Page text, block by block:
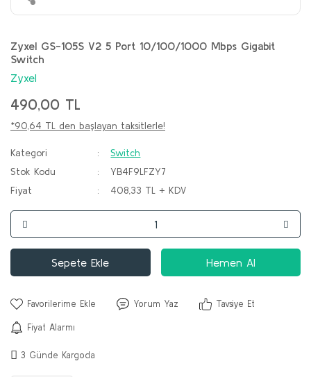
Zyxel GS-105S V2 5 Port 10/100/1000 Mbps Gigabit
Switch
Zyxel
490,00 TL
*90,64 TL den başlayan taksitlerle!
Kategori
Switch
Stok Kodu
YB4F9LFZY7
Fiyat
408,33 TL + KDV
Sepete Ekle Hemen Al
Yorum Yaz Tavsiye Et
Fiyat Alarmı
3 Günde Kargoda